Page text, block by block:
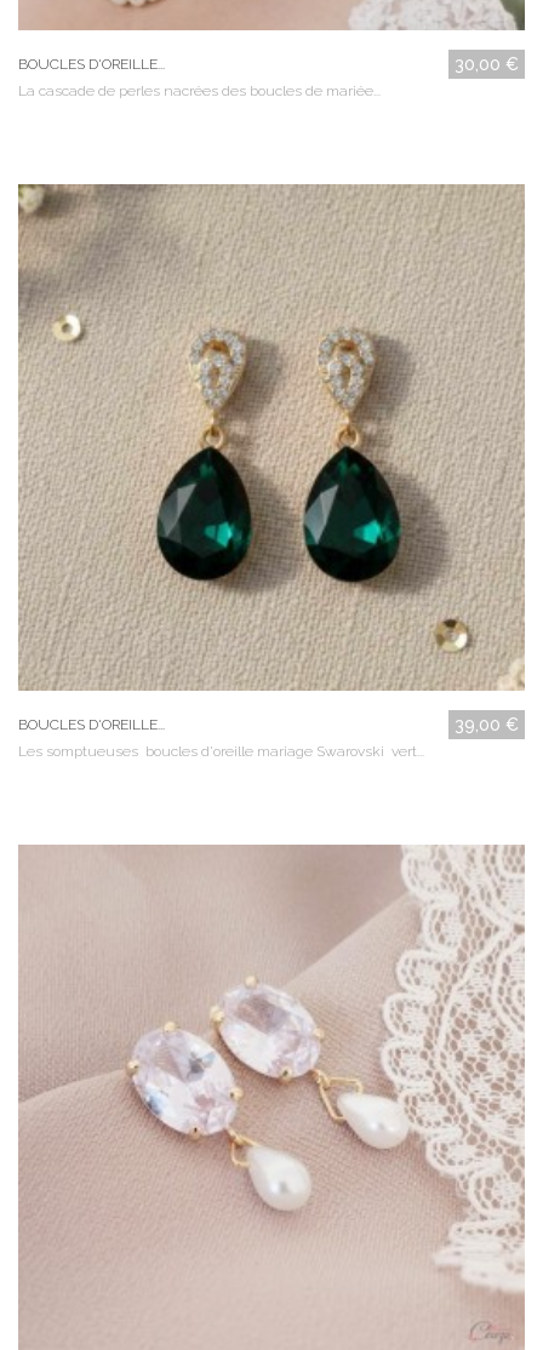
BOUCLES D'OREILLE... 30,00 €
La cascade de perles nacrées des boucles de mariée...
BOUCLES D'OREILLE... 39,00 €
Les somptueuses boucles d'oreille mariage Swarovski vert...